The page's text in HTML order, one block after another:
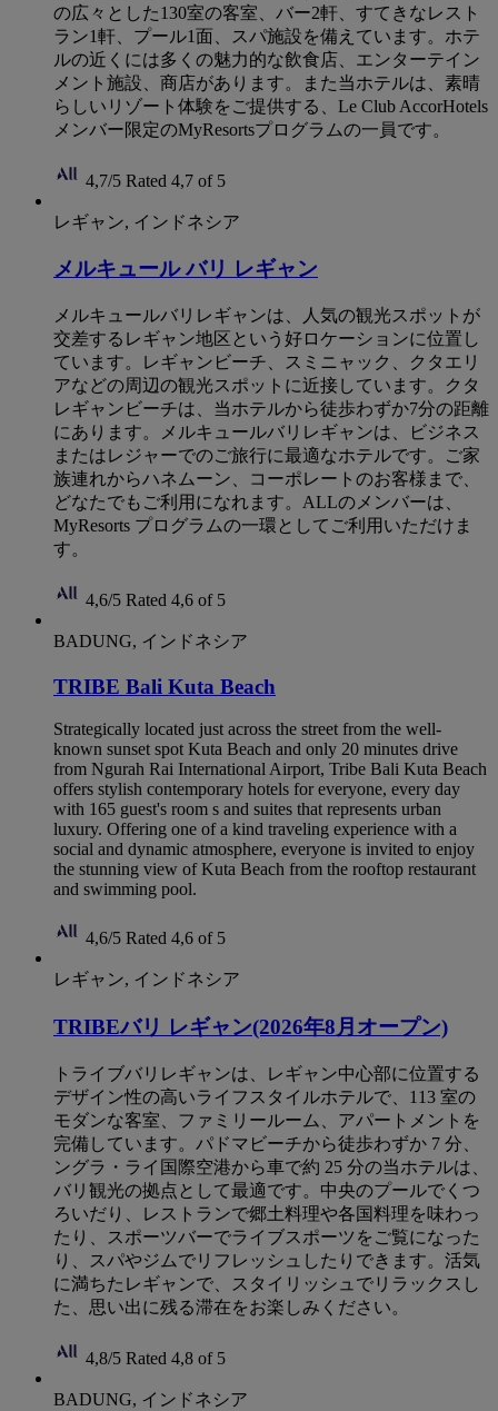
の広々とした130室の客室、バー2軒、すてきなレスト
ラン1軒、プール1面、スパ施設を備えています。ホテ
ルの近くには多くの魅力的な飲食店、エンターテイン
メント施設、商店があります。また当ホテルは、素晴
らしいリゾート体験をご提供する、Le Club AccorHotels
メンバー限定のMyResortsプログラムの一員です。
4,7/5 Rated 4,7 of 5
レギャン, インドネシア
メルキュール バリ レギャン
メルキュールバリレギャンは、人気の観光スポットが
交差するレギャン地区という好ロケーションに位置し
ています。レギャンビーチ、スミニャック、クタエリ
アなどの周辺の観光スポットに近接しています。クタ
レギャンビーチは、当ホテルから徒歩わずか7分の距離
にあります。メルキュールバリレギャンは、ビジネス
またはレジャーでのご旅行に最適なホテルです。ご家
族連れからハネムーン、コーポレートのお客様まで、
どなたでもご利用になれます。ALLのメンバーは、
MyResorts プログラムの一環としてご利用いただけま
す。
4,6/5 Rated 4,6 of 5
BADUNG, インドネシア
TRIBE Bali Kuta Beach
Strategically located just across the street from the well-
known sunset spot Kuta Beach and only 20 minutes drive
from Ngurah Rai International Airport, Tribe Bali Kuta Beach
offers stylish contemporary hotels for everyone, every day
with 165 guest's room s and suites that represents urban
luxury. Offering one of a kind traveling experience with a
social and dynamic atmosphere, everyone is invited to enjoy
the stunning view of Kuta Beach from the rooftop restaurant
and swimming pool.
4,6/5 Rated 4,6 of 5
レギャン, インドネシア
TRIBEバリ レギャン(2026年8月オープン)
トライブバリレギャンは、レギャン中心部に位置する
デザイン性の高いライフスタイルホテルで、113 室の
モダンな客室、ファミリールーム、アパートメントを
完備しています。パドマビーチから徒歩わずか 7 分、
ングラ・ライ国際空港から車で約 25 分の当ホテルは、
バリ観光の拠点として最適です。中央のプールでくつ
ろいだり、レストランで郷土料理や各国料理を味わっ
たり、スポーツバーでライブスポーツをご覧になった
り、スパやジムでリフレッシュしたりできます。活気
に満ちたレギャンで、スタイリッシュでリラックスし
た、思い出に残る滞在をお楽しみください。
4,8/5 Rated 4,8 of 5
BADUNG, インドネシア